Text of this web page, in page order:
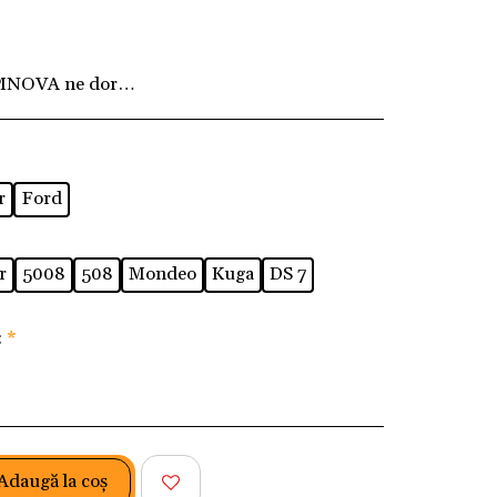
ne dorim ca fiecare client să fie pe
Ford
5008 508 Mondeo Kuga DS 7
*
la coş